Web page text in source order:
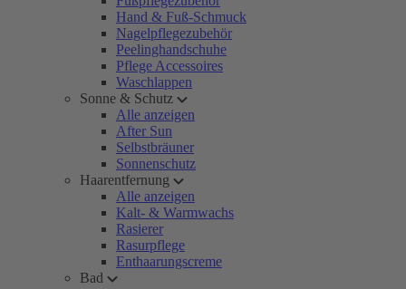
Hand & Fuß-Schmuck
Nagelpflegezubehör
Peelinghandschuhe
Pflege Accessoires
Waschlappen
Sonne & Schutz
Alle anzeigen
After Sun
Selbstbräuner
Sonnenschutz
Haarentfernung
Alle anzeigen
Kalt- & Warmwachs
Rasierer
Rasurpflege
Enthaarungscreme
Bad